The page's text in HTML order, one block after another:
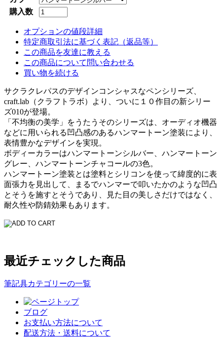
購入数
オプションの値段詳細
特定商取引法に基づく表記（返品等）
この商品を友達に教える
この商品について問い合わせる
買い物を続ける
サクラクレパスのデザインコンシャスなペンシリーズ、
craft.lab（クラフトラボ）より、ついに１０作目の新シリー
ズ010が登場。
「不均衡の美学」をうたうそのシリーズは、オーディオ機器
などに用いられる凹凸感のあるハンマートーン塗装により、
表情豊かなデザインを実現。
ボディーカラーはハンマートーンシルバー、ハンマートーン
グレー、ハンマートーンチャコールの3色。
ハンマートーン塗装とは塗料とシリコンを使って緯度的に表
面張力を見出して、まるでハンマーで叩いたかのような凹凸
とそうを施すとそうであり、見た目の美しさだけではなく、
耐久性や防錆効果もあります。
最近チェックした商品
筆記具カテゴリーの一覧
ブログ
お支払い方法について
配送方法・送料について